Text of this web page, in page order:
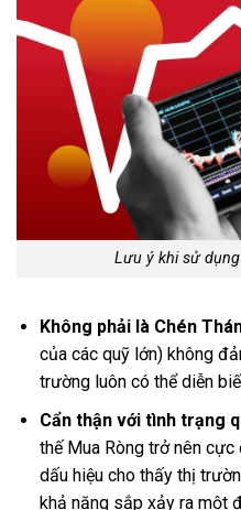
Lưu ý khi sử
Không phải là Chén
của các quỹ lớn) không
trường luôn có thể diễn
Cẩn thận với tình trạng
thế Mua Ròng trở nên
dấu hiệu cho thấy thị
khả năng sắp xảy ra một